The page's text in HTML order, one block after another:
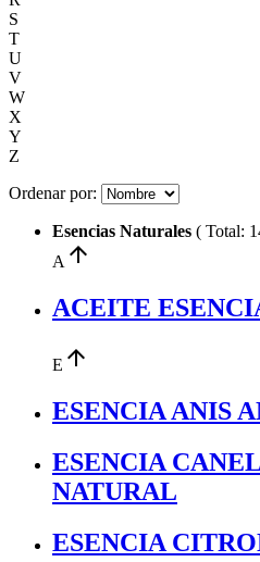
S
T
U
V
W
X
Y
Z
Ordenar por:
Esencias Naturales ( Total:
A arrow_upward
ACEITE
E arrow_upward
ESENCIA ANIS
ESENCIA
NATURAL
ESENCIA